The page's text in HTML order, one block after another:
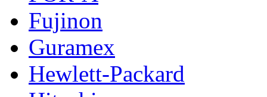
Fujinon
Guramex
Hewlett-Packard